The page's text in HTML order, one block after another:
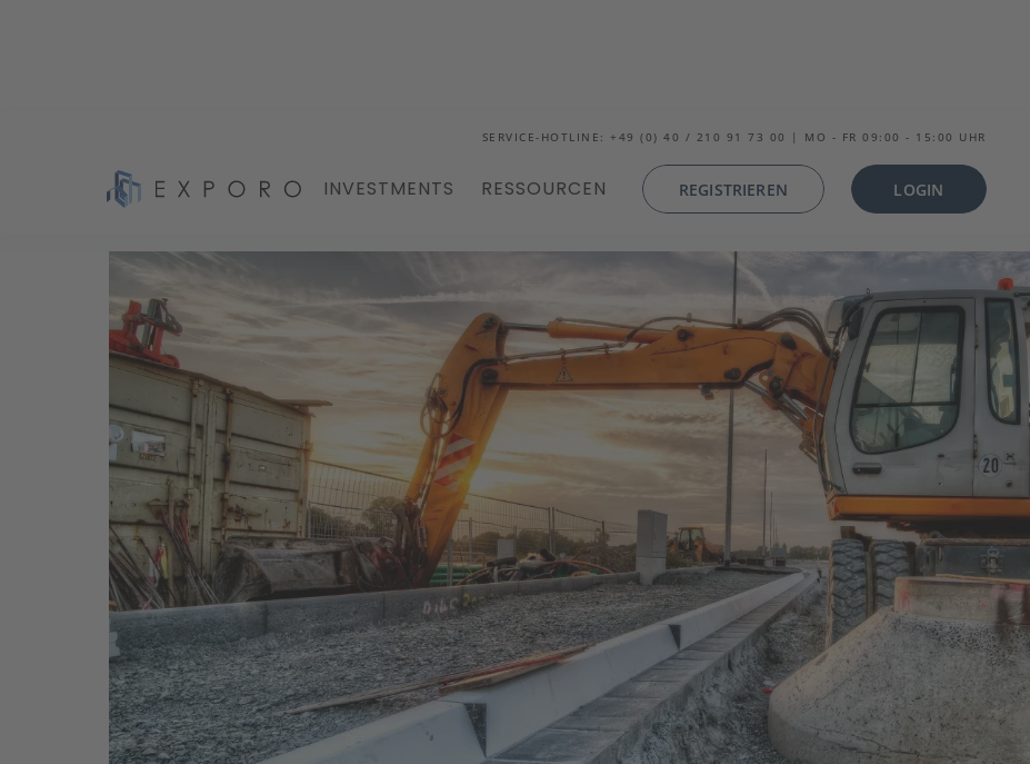
SERVICE-HOTLINE: +49 (0) 40 / 210 91 73 00 | MO - FR 09:00 - 15:00 UHR
INVESTMENTS RESSOURCEN REGISTRIEREN LOGIN
Blog Urban Mining: Die verborgenen Schätze unserer Städte